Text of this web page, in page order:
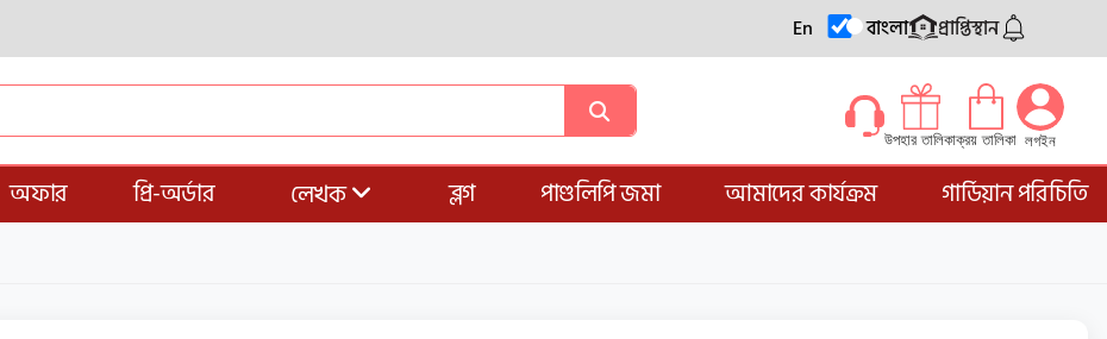
En বাংলা প্রাপ্তিস্থান
উপহার তালিকাক্রয় তালিকা লগইন
অফার প্রি-অর্ডার লেখক ব্লগ পাণ্ডলিপি জমা আমাদের কার্যক্রম গার্ডিয়ান পরিচিতি